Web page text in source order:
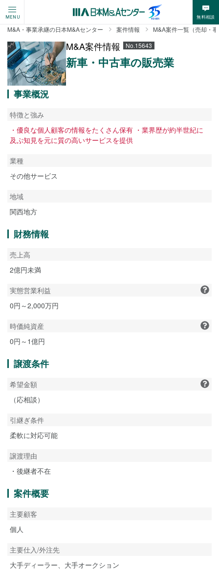
MENU 無料相談
M&A・事業承継の日本M&Aセンター 案件情報 M&A案件一覧（売却・
M&A案件情報 No.15643
新車・中古車の販売業
事業概況
特徴と強み
・優良な個人顧客の情報をたくさん保有 ・業界歴が約半世紀に
及ぶ知見を元に質の高いサービスを提供
業種
その他サービス
地域
関西地方
財務情報
売上高
2億円未満
実態営業利益
0円～2,000万円
時価純資産
0円～1億円
譲渡条件
希望金額
（応相談）
引継ぎ条件
柔軟に対応可能
譲渡理由
・後継者不在
案件概要
主要顧客
個人
主要仕入/外注先
大手ディーラー、大手オークション